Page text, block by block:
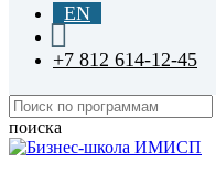
EN
+7 812 614-12-45
поиска
Close